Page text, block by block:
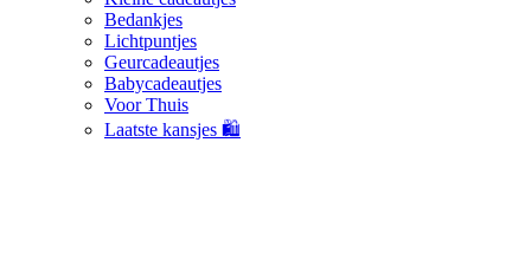
Bedankjes
Lichtpuntjes
Geurcadeautjes
Babycadeautjes
Voor Thuis
Laatste kansjes 🛍️